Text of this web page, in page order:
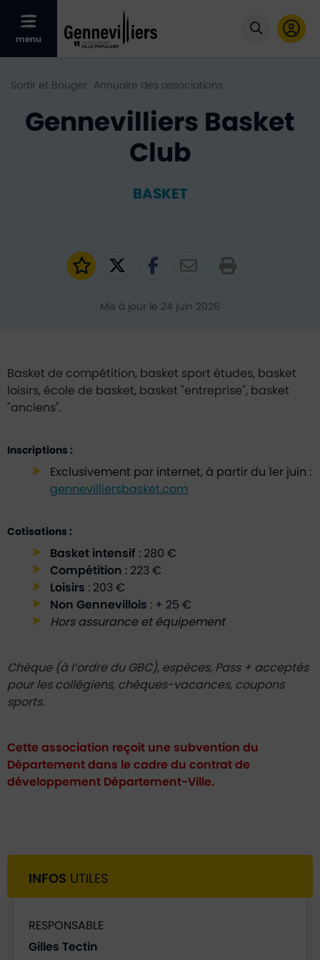
Afficher le menu mobile
menu Cliquer
Sortir et Bouger Annuaire des associations
Gennevilliers Basket
Club
BASKET
Ajouter aux favoris
Partager sur Twitter
Partager sur
Partager par
Mis à jour le 24 juin 2026
Contenu de la fiche d'annuaire
Basket de compétition, basket sport études, basket
loisirs, école de basket, basket "entreprise", basket
"anciens".
Inscriptions :
Exclusivement par internet, à partir du 1er juin :
gennevilliersbasket.com
Cotisations :
Basket intensif : 280 €
Compétition : 223 €
Loisirs : 203 €
Non Gennevillois : + 25 €
Hors assurance et équipement
Chèque (à l’ordre du GBC), espèces, Pass + acceptés
pour les collégiens, chèques-vacances, coupons
sports.
Cette association reçoit une subvention du
Département dans le cadre du contrat de
développement Département-Ville.
INFOS UTILES
RESPONSABLE
Gilles Tectin